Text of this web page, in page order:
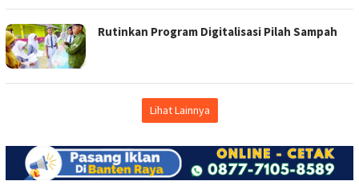
Rutinkan Program Digitalisasi Pilah Sampah
Lihat Lainnya